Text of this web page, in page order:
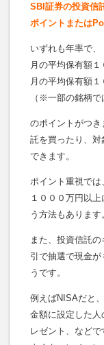
SBI証券の投資信
ポイントまたは
いずれも年率で、
月の平均保有額
月の平均保有額
（※一部の銘柄で
のポイントがつ
託を買ったり、
できます。
ポイント重視では
１０００万円以
う方法もあります
また、投資信託
引で抽選で現金
うです。
例えばNISAだと
金額に設定した
レゼント、などで